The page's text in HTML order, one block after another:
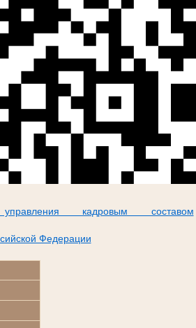
кадровым составом
Федерации